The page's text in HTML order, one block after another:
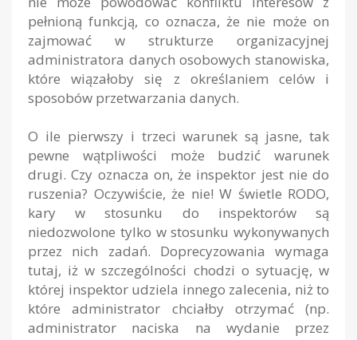
pełnioną funkcją, co oznacza, że nie może on
zajmować w strukturze organizacyjnej
administratora danych osobowych stanowiska,
które wiązałoby się z określaniem celów i
sposobów przetwarzania danych.
O ile pierwszy i trzeci warunek są jasne, tak
pewne wątpliwości może budzić warunek
drugi. Czy oznacza on, że inspektor jest nie do
ruszenia? Oczywiście, że nie! W świetle RODO,
kary w stosunku do inspektorów są
niedozwolone tylko w stosunku wykonywanych
przez nich zadań. Doprecyzowania wymaga
tutaj, iż w szczególności chodzi o sytuację, w
której inspektor udziela innego zalecenia, niż to
które administrator chciałby otrzymać (np.
administrator naciska na wydanie przez